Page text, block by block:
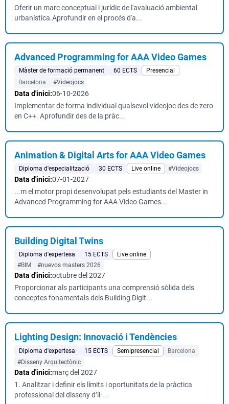
Oferir un marc conceptual i jurídic de l'avaluació ambiental
urbanística.Aprofundir en el procés d'a...
Advanced Programming for AAA Video Games
Màster de formació permanent 60 ECTS
Presencial
Barcelona
#Videojocs
Data d'inici:06-10-2026
Implementar de forma individual qualsevol videojoc des de zero
en C++. Aprofundir des de la pràc...
Animation & Digital Arts for AAA Video Games
Diploma d'especialització 30 ECTS Live online #Videojocs
Data d'inici:07-01-2027
...m el motor propi desenvolupat pels estudiants del Master in
Advanced Programming for AAA Video Games...
Building Digital Twins
Diploma d'expertesa 15 ECTS
Live online
#BIM
#nuevos masters 2026
Data d'inici:octubre del 2027
Proporcionar als participants una comprensió sòlida dels
conceptes fonamentals dels Building Digit...
Lighting Design: Innovació i Tendències
Diploma d'expertesa 15 ECTS Semipresencial
Barcelona
#Disseny Arquitectònic
Data d'inici:març del 2027
1. Analitzar i definir els límits i oportunitats de la pràctica
professional del disseny d’il·...